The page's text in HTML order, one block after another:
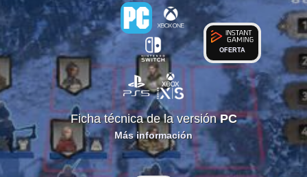
OFERTA
Ficha técnica de la versiónPC
Más información